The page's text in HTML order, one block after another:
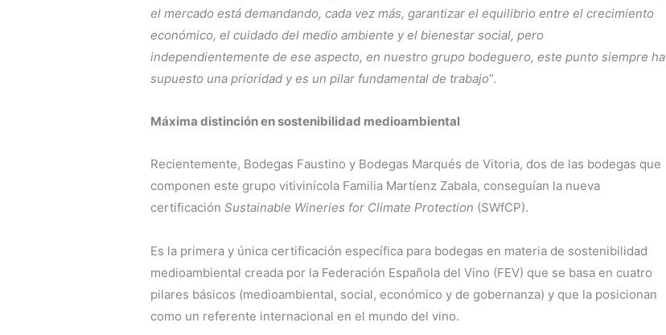
el mercado está demandando, cada vez más, garantizar el equilibrio entre el crecimiento
económico, el cuidado del medio ambiente y el bienestar social, pero
independientemente de ese aspecto, en nuestro grupo bodeguero, este punto siempre ha
supuesto una prioridad y es un pilar fundamental de trabajo”.
Máxima distinción en sostenibilidad medioambiental
Recientemente, Bodegas Faustino y Bodegas Marqués de Vitoria, dos de las bodegas que
componen este grupo vitivinícola Familia Martíenz Zabala, conseguían la nueva
certificación Sustainable Wineries for Climate Protection (SWfCP).
Es la primera y única certificación específica para bodegas en materia de sostenibilidad
medioambiental creada por la Federación Española del Vino (FEV) que se basa en cuatro
pilares básicos (medioambiental, social, económico y de gobernanza) y que la posicionan
como un referente internacional en el mundo del vino.